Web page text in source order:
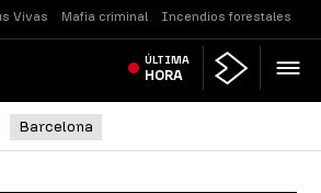
Vivas Mafia criminal Incendios forestales
ÚLTIMA
HORA
Barcelona